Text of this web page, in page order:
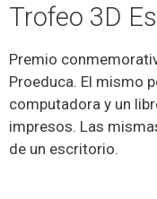
Trofeo 3D
Premio
Proeduca. El mismo
computadora y un
impresos. Las
de un escritorio.